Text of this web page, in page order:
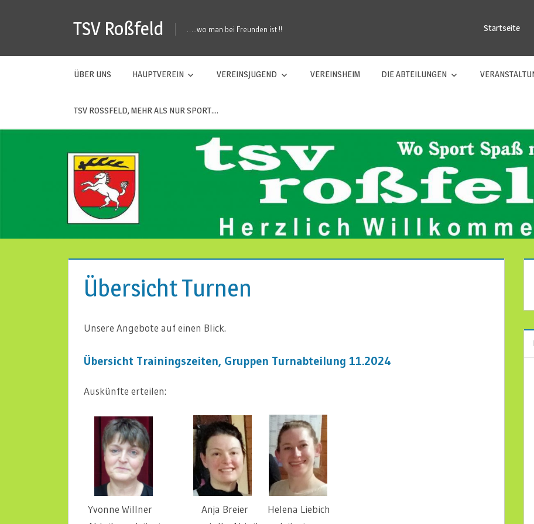
TSV Roßfeld …..wo man bei Freunden ist !! Startseite
ÜBER UNS HAUPTVEREIN VEREINSJUGEND VEREINSHEIM DIE ABTEILUNGEN
TSV ROSSFELD, MEHR ALS NUR SPORT….
Übersicht Turnen
Unsere Angebote auf einen Blick.
Übersicht Trainingszeiten, Gruppen Turnabteilung 11.2024
Auskünfte erteilen:
Yvonne Willner Anja Breier Helena Liebich